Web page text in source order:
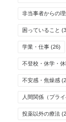
非当事者からの
困っていること
学業・仕事 (26)
不登校・休学・
不安感・焦燥感
人間関係（プライ
投薬以外の療法